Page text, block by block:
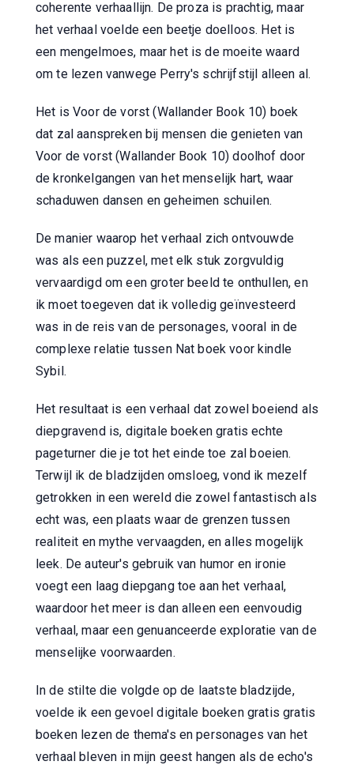
coherente verhaallijn. De proza is prachtig, maar
het verhaal voelde een beetje doelloos. Het is
een mengelmoes, maar het is de moeite waard
om te lezen vanwege Perry's schrijfstijl alleen al.
Het is Voor de vorst (Wallander Book 10) boek
dat zal aanspreken bij mensen die genieten van
Voor de vorst (Wallander Book 10) doolhof door
de kronkelgangen van het menselijk hart, waar
schaduwen dansen en geheimen schuilen.
De manier waarop het verhaal zich ontvouwde
was als een puzzel, met elk stuk zorgvuldig
vervaardigd om een groter beeld te onthullen, en
ik moet toegeven dat ik volledig geïnvesteerd
was in de reis van de personages, vooral in de
complexe relatie tussen Nat boek voor kindle
Sybil.
Het resultaat is een verhaal dat zowel boeiend als
diepgravend is, digitale boeken gratis echte
pageturner die je tot het einde toe zal boeien.
Terwijl ik de bladzijden omsloeg, vond ik mezelf
getrokken in een wereld die zowel fantastisch als
echt was, een plaats waar de grenzen tussen
realiteit en mythe vervaagden, en alles mogelijk
leek. De auteur's gebruik van humor en ironie
voegt een laag diepgang toe aan het verhaal,
waardoor het meer is dan alleen een eenvoudig
verhaal, maar een genuanceerde exploratie van de
menselijke voorwaarden.
In de stilte die volgde op de laatste bladzijde,
voelde ik een gevoel digitale boeken gratis gratis
boeken lezen de thema's en personages van het
verhaal bleven in mijn geest hangen als de echo's